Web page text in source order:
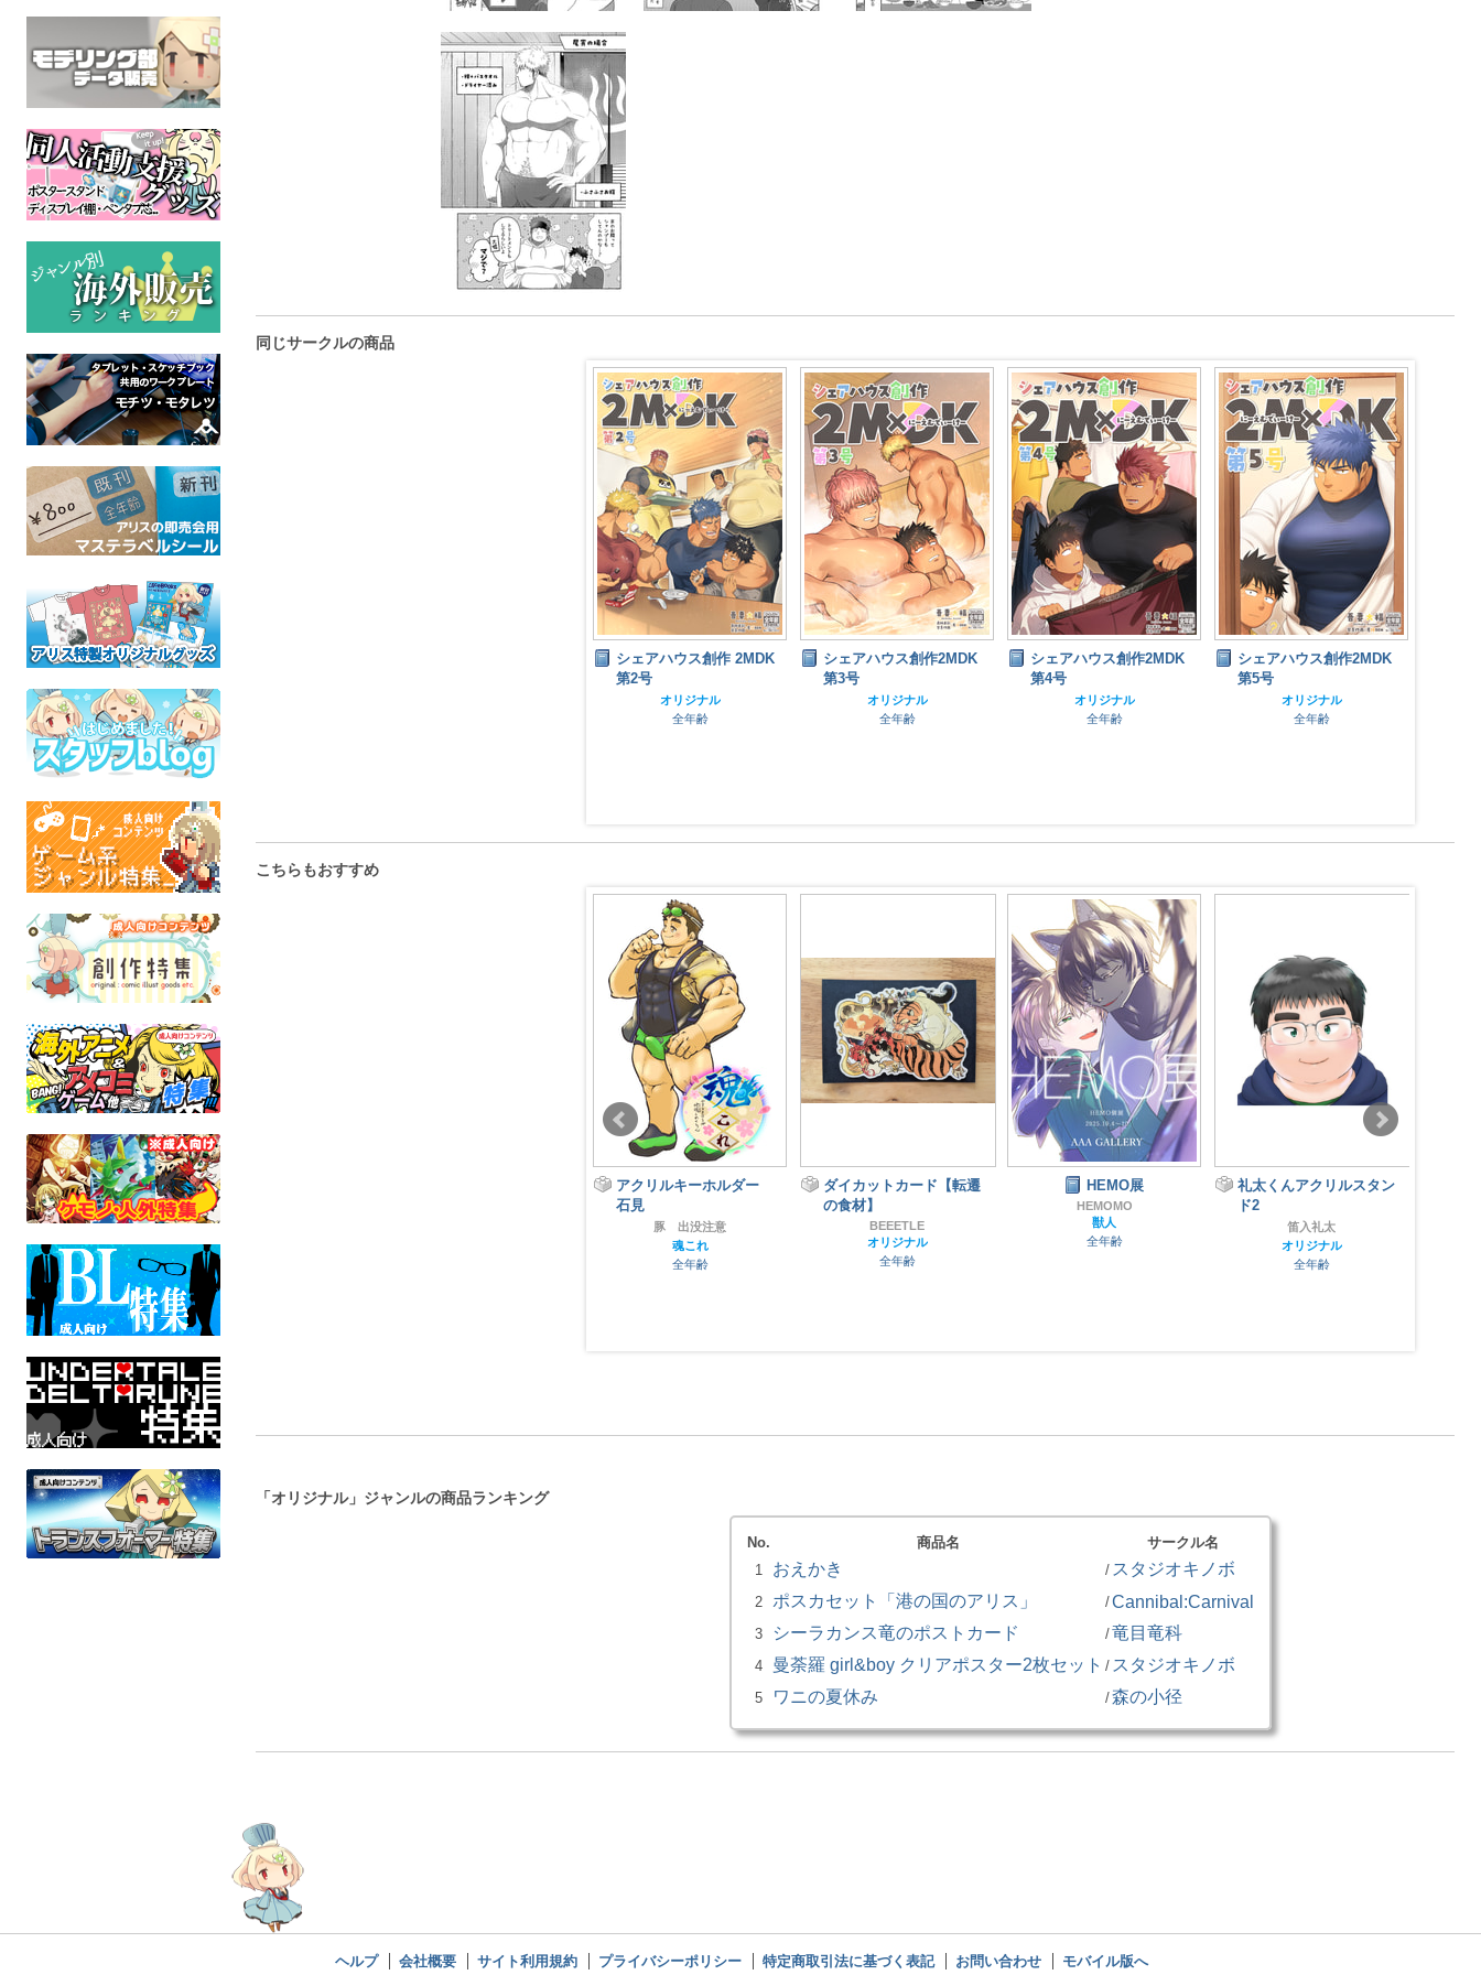
同じサークルの商品
ェアハウス創作2MDK
オリジナル
全年齢
シェアハウス創作2MDK
シェアハウス創作 2MDK
第2号
オリジナル
全年齢
シェアハウス創作2MDK
第3号
オリジナル
全年齢
シェアハウス創作2MDK
第4号
オリジナル
全年齢
シェアハウス創作2MDK
第5号
オリジナル
全年齢
こちらもおすすめ
1315ステッカーセット
デコトラ惑星3丁目
オリジナル
全年齢
ワイルダー（カフェ風ア
クリルスタンド）
龍脈のアナザーエイドスR
アクリルキーホルダー
石見
豚 出没注意
魂これ
全年齢
ダイカットカード【転遷
の食材】
BEEETLE
オリジナル
全年齢
HEMO展
HEMOMO
獣人
全年齢
礼太くんアクリルスタン
ド2
笛入礼太
オリジナル
全年齢
「オリジナル」ジャンルの商品ランキング
No. 商品名
サークル名
1
おえかき / スタジオキノボ
2 ポスカセット「港の国のアリス」 /Cannibal:Carnival
3 シーラカンス竜のポストカード /竜目竜科
4 曼荼羅 girl&boy クリアポスター2枚セット / スタジオキノボ
5 ワニの夏休み /森の小径
ヘルプ 会社概要 サイト利用規約 プライバシーポリシー 特定商取引法に基づく表記 お問い合わせ モバイル版へ